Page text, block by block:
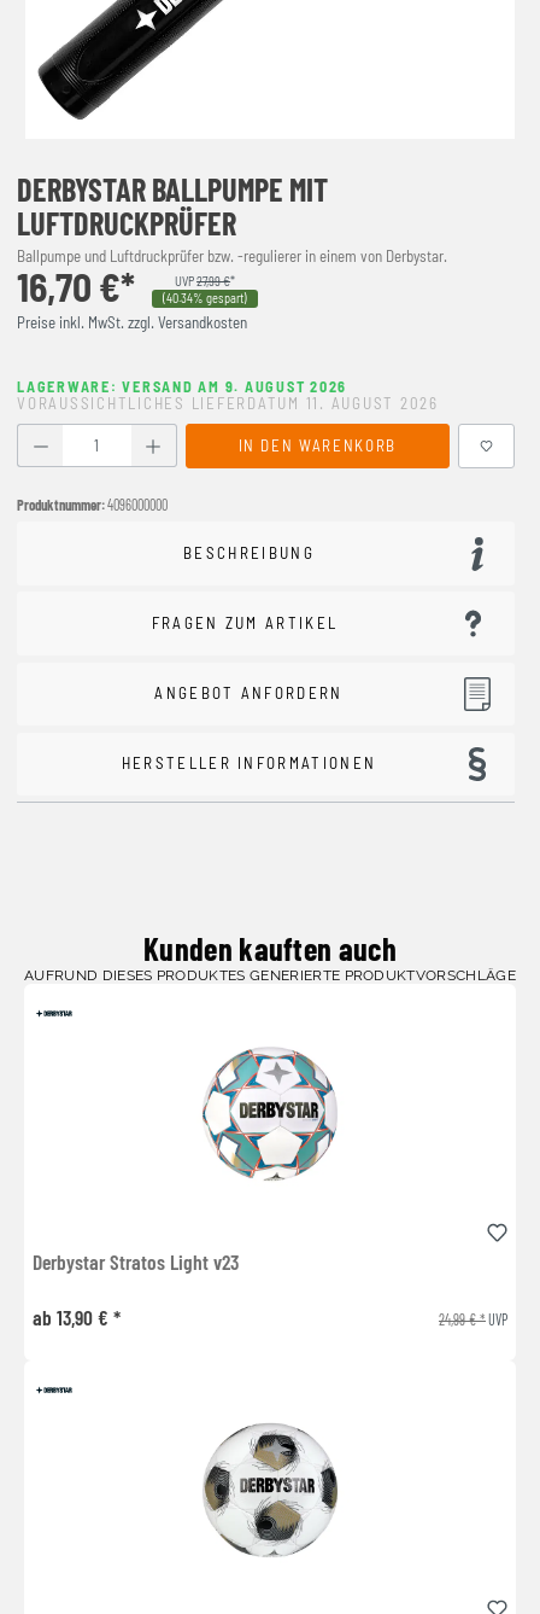
DERBYSTAR BALLPUMPE MIT
LUFTDRUCKPRÜFER
Ballpumpe und Luftdruckprüfer bzw. -regulierer in einem von Derbystar.
16,70 €* UVP27,99 €*
(40.34% gespart)
Preise inkl. MwSt. zzgl. Versandkosten
LAGERWARE: VERSAND AM 9. AUGUST 2026
VORAUSSICHTLICHES LIEFERDATUM 11. AUGUST 2026
Produkt Anzahl: Gib den gewünschten Wert ein oder
IN DEN WARENKORB
Produktnummer:4096000000
BESCHREIBUNG
FRAGEN ZUM ARTIKEL
ANGEBOT ANFORDERN
HERSTELLER INFORMATIONEN
Kunden kauften auch
AUFRUND DIESES PRODUKTES GENERIERTE PRODUKTVORSCHLÄGE
Derbystar Stratos Light v23
ab 13,90 € * 24,99 € *UVP